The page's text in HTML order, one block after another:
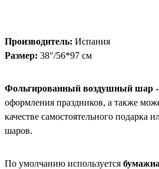
Производитель: Испания
Размер: 38"/56*97 см
Фольгированный воздушный шар -
оформления праздников, а также
качестве самостоятельного подарка
шаров.
По умолчанию используется